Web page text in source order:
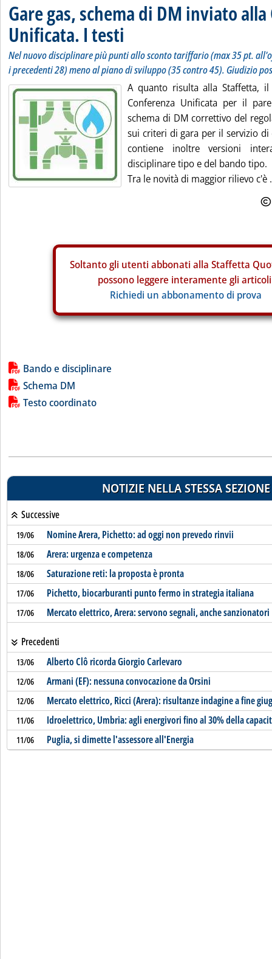
Gare gas, schema di DM inviato
Unificata. I testi
Nel nuovo disciplinare più punti allo sconto tariffario (max 35 pt.
i precedenti 28) meno al piano di sviluppo (35 contro 45). Giudizio
A quanto risulta alla Staffetta,
Conferenza Unificata per il
schema di DM correttivo del
sui criteri di gara per il servizio di
contiene inoltre versioni
disciplinare tipo e del bando tipo.
Tra le novità di maggior rilievo c'è
Soltanto gli utenti abbonati alla Staffetta
possono leggere interamente gli
Richiedi un abbonamento di prova
Lista allegati PDF alla notizia
Bando e disciplinare
Schema DM
Testo coordinato
NOTIZIE NELLA STESSA SEZIONE
Successive
19/06 Nomine Arera, Pichetto: ad oggi non prevedo rinvii
18/06 Arera: urgenza e competenza
18/06 Saturazione reti: la proposta è pronta
17/06 Pichetto, biocarburanti punto fermo in strategia italiana
17/06 Mercato elettrico, Arera: servono segnali, anche sanzionatori
Precedenti
13/06 Alberto Clô ricorda Giorgio Carlevaro
12/06 Armani (EF): nessuna convocazione da Orsini
12/06 Mercato elettrico, Ricci (Arera): risultanze indagine a fine
11/06 Idroelettrico, Umbria: agli energivori fino al 30% della
11/06 Puglia, si dimette l'assessore all'Energia